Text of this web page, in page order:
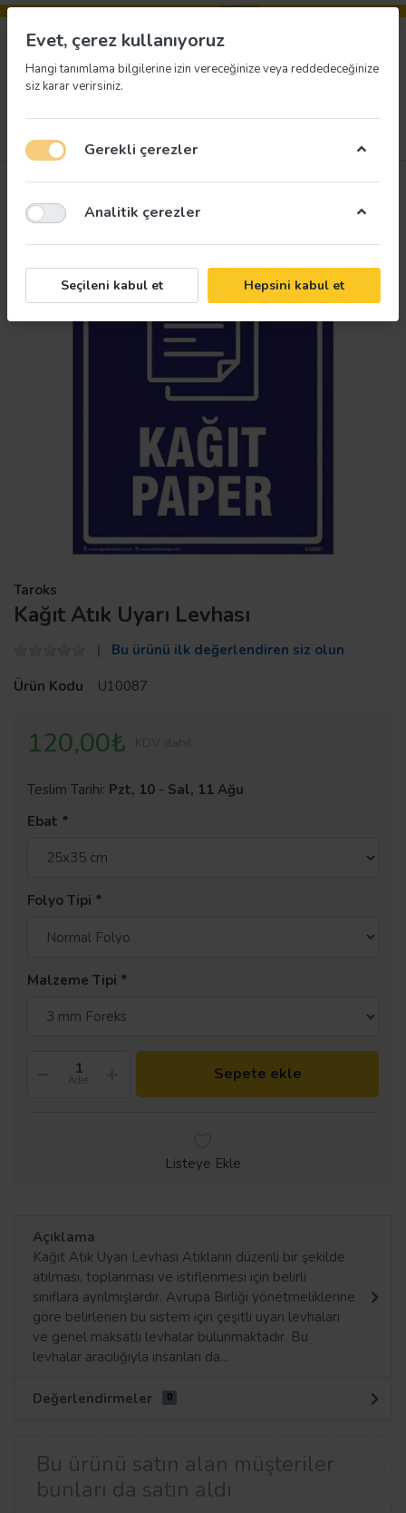
Taroks
Kağıt Atık Uyarı Levhası
Bu ürünü ilk değerlendiren siz olun
Ürün Kodu
U10087
120,00₺
Teslim Tarihi: Pzt, 10 - Sal, 11 Ağu
Ebat
Folyo Tipi
Malzeme Tipi
Adet Sepete ekle
Listeye Ekle
Açıklama
Kağıt Atık Uyarı Levhası Atıkların düzenli bir şekilde
atılması, toplanması ve istiflenmesi için belirli
sınıflara ayrılmışlardır. Avrupa Birliği yönetmeliklerine
göre belirlenen bu sistem için çeşitli uyarı levhaları
ve genel maksatlı levhalar bulunmaktadır. Bu
levhalar aracılığıyla insanları da...
Değerlendirmeler 0
Bu ürünü satın alan müşteriler
bunları da satın aldı
Evet, çerez kullanıyoruz
Hangi tanımlama bilgilerine izin vereceğinize veya reddedeceğinize
siz karar verirsiniz.
Gerekli çerezler
Analitik çerezler
Seçileni kabul et Hepsini kabul et